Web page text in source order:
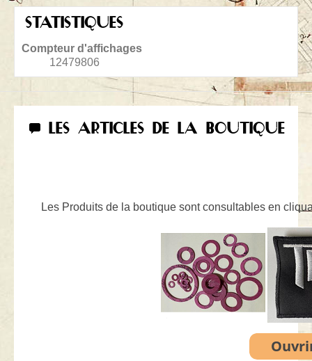
STATISTIQUES
Compteur d'affichages
12479806
LES ARTICLES DE LA BOUTIQUE
Les Produits de la boutique sont consultables en